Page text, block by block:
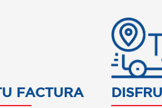
FACTURA